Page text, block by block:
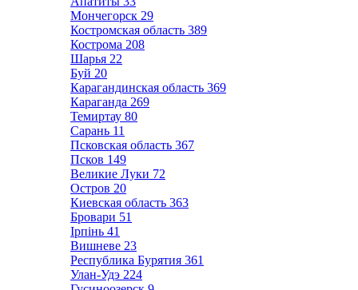
Мончегорск 29
Костромская область 389
Кострома 208
Шарья 22
Буй 20
Карагандинская область 369
Караганда 269
Темиртау 80
Сарань 11
Псковская область 367
Псков 149
Великие Луки 72
Остров 20
Киевская область 363
Бровари 51
Ірпінь 41
Вишневе 23
Республика Бурятия 361
Улан-Удэ 224